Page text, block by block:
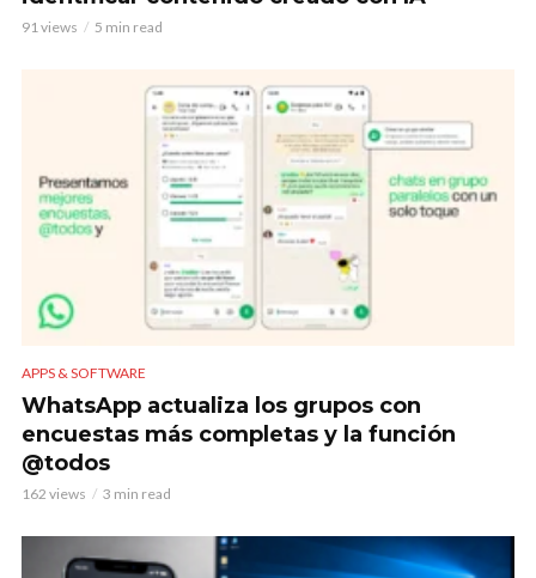
91 views 5 min read
APPS & SOFTWARE
WhatsApp actualiza los grupos con
encuestas más completas y la función
@todos
162 views 3 min read